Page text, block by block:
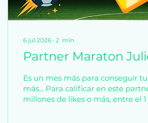
6 jul 2026 ∙ 2 min
Partner Maraton
Es un mes más para conseguir
más... Para calificar en este
millones de likes o más, entre el